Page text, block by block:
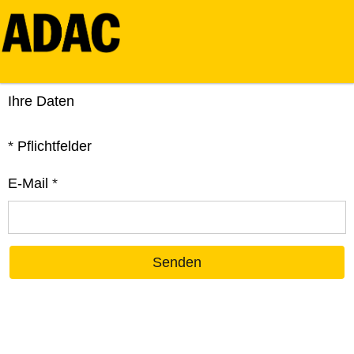
Ihre Daten
* Pflichtfelder
E-Mail *
Senden